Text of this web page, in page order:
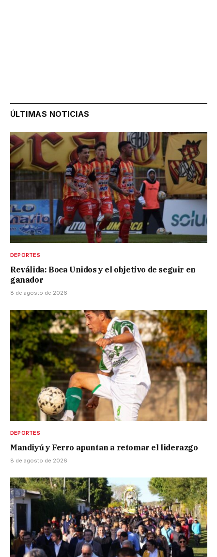
ÚLTIMAS NOTICIAS
DEPORTES
Reválida: Boca Unidos y el objetivo de seguir en
ganador
8 de agosto de 2026
DEPORTES
Mandiyú y Ferro apuntan a retomar el liderazgo
8 de agosto de 2026